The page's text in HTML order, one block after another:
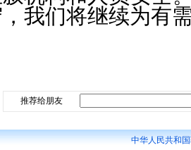
我们将继续为有
推荐给朋友
中华人民共和